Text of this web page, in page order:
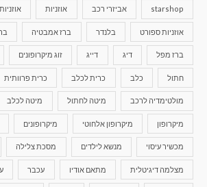
starshop אביזרי רכב אוזניות
אוזניות ספורט בלנדר ברז אמבטיה
ברז מפל דיג דייג זוג מיקרופונים
חתול כלב כרית לכלב כרית פרוותית
מולטימדיה לרכב מיטה לחתול מיטה לכלב
מיקרופון מיקרופון אלחוטי מיקרופונים
מכשיר עיסוי מנשא לילדים מסכת צלילה
מצלמה דיגיטלית מתאם אודיו עכבר